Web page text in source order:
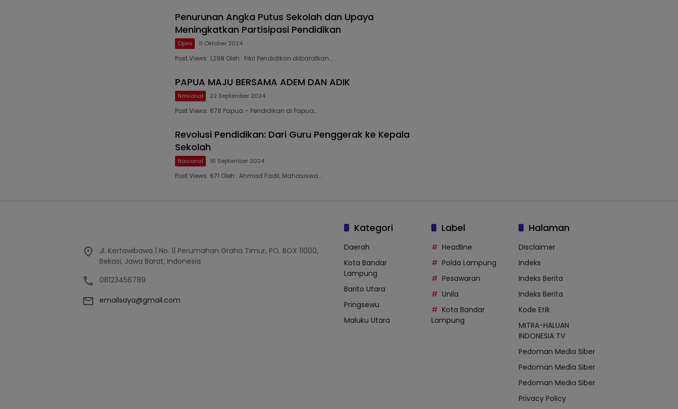
Penurunan Angka Putus Sekolah dan Upaya
Meningkatkan Partisipasi Pendidikan
Opini 11 Oktober 2024
Post Views: 1,298 Oleh : Fikri Pendidikan diibaratkan…
PAPUA MAJU BERSAMA ADEM DAN ADIK
Nasional 22 September 2024
Post Views: 678 Papua – Pendidikan di Papua…
Revolusi Pendidikan: Dari Guru Penggerak ke Kepala
Sekolah
Nasional 16 September 2024
Post Views: 671 Oleh : Ahmad Fadil, Mahasiswa…
Jl. Kertawibawa 1 No. 11 Perumahan Graha Timur, PO. BOX 11000,
Bekasi, Jawa Barat, Indonesia
08123456789
emailsaya@gmail.com
Kategori
Daerah
Kota Bandar
Lampung
Barito Utara
Pringsewu
Maluku Utara
Label
Headline
Polda Lampung
Pesawaran
Unila
Kota Bandar
Lampung
Halaman
Disclaimer
Indeks
Indeks Berita
Indeks Berita
Kode Etik
MITRA-HALUAN
INDONESIA TV
Pedoman Media Siber
Pedoman Media Siber
Pedoman Media Siber
Privacy Policy